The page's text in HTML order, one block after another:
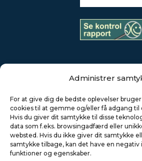
Administrer
For at give dig de bedste oplevelser
cookies til at gemme og/eller få adgang til
Hvis du giver dit samtykke til disse
data som f.eks. browsingadfærd eller
websted. Hvis du ikke giver dit samtykke
samtykke tilbage, kan det have en negativ
funktioner og egenskaber.
kvalificerede medarbejdere i
mest moderne maskinparker
kvalitetssikringssystem –
9001:2015.